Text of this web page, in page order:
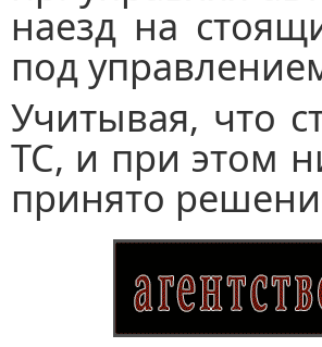
наезд на
под
Учитывая, что
ТС, и при этом
принято